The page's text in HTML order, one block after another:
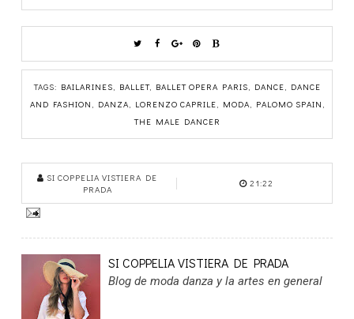
TAGS: BAILARINES, BALLET, BALLET OPERA PARIS, DANCE, DANCE
AND FASHION , DANZA, LORENZO CAPRILE, MODA, PALOMO SPAIN ,
THE MALE DANCER
SI COPPELIA VISTIERA DE
PRADA
21:22
SI COPPELIA VISTIERA DE PRADA
Blog de moda danza y la artes en general